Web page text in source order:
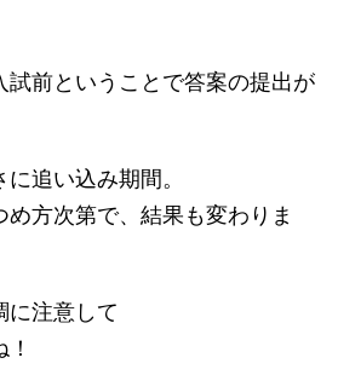
試前ということで答案の提出が
追い込み期間。
め方次第で、結果も変わりま
に注意して